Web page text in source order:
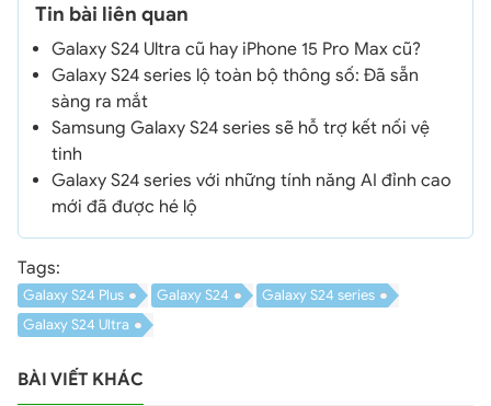
Tin bài liên quan
Galaxy S24 Ultra cũ hay iPhone 15 Pro Max cũ?
Galaxy S24 series lộ toàn bộ thông số: Đã sẵn
sàng ra mắt
Samsung Galaxy S24 series sẽ hỗ trợ kết nối vệ
tinh
Galaxy S24 series với những tính năng AI đỉnh cao
mới đã được hé lộ
Tags:
Galaxy S24 Plus Galaxy S24
Galaxy S24 series
Galaxy S24 Ultra
BÀI VIẾT KHÁC